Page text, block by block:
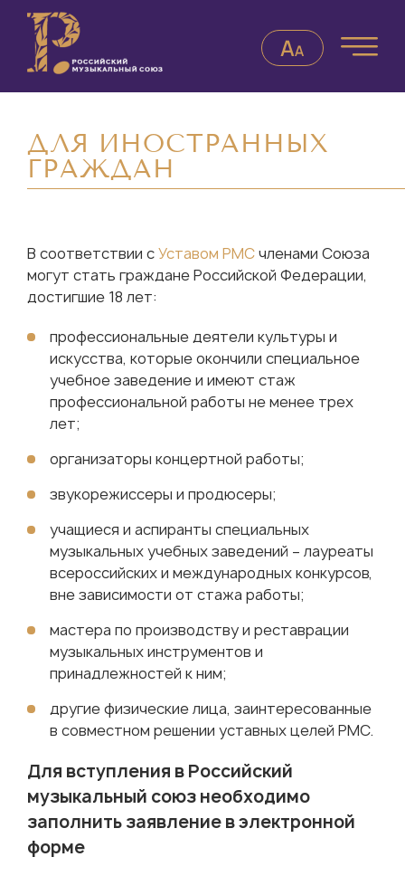
ДЛЯ ИНОСТРАННЫХ
ГРАЖДАН
В соответствии сУставом РМСчленами Союза
могут стать граждане Российской Федерации,
достигшие 18 лет:
профессиональные деятели культуры и
искусства, которые окончили специальное
учебное заведение и имеют стаж
профессиональной работы не менее трех
лет;
организаторы концертной работы;
звукорежиссеры и продюсеры;
учащиеся и аспиранты специальных
музыкальных учебных заведений – лауреаты
всероссийских и международных конкурсов,
вне зависимости от стажа работы;
мастера по производству и реставрации
музыкальных инструментов и
принадлежностей к ним;
другие физические лица, заинтересованные
в совместном решении уставных целей РМС.
Для вступления в Российский
музыкальный союз необходимо
заполнить заявление в электронной
форме